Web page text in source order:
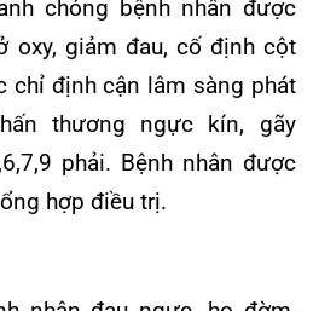
Bệnh nhiệt đới
Thận tiết niệu – Dị
đau ngực, ho đờm,
theo phác đồ. Đồng
hô hấp, bác sĩ chẩn
tắc nghẽn mạn tính.
không sốt.
nhân đột ngột khó thở